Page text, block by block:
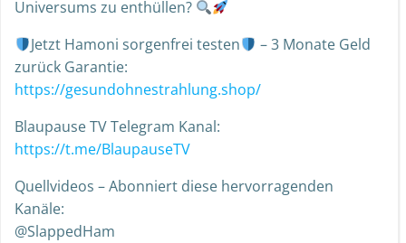
Universums zu enthüllen?
Jetzt Hamoni sorgenfrei testen
– 3 Monate Geld
zurück Garantie:
https://gesundohnestrahlung.shop/
Blaupause TV Telegram Kanal:
https://t.me/BlaupauseTV
Quellvideos – Abonniert diese hervorragenden
Kanäle:
@SlappedHam